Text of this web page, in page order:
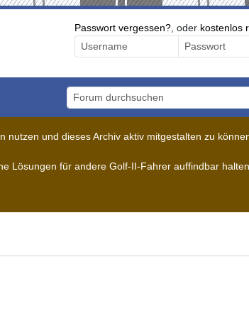
Passwort vergessen? , oder kostenlos
Forum durchsuchen
und dieses Archiv aktiv mitgestalten zu
Lösungen für andere Golf-II-Fahrer auffindbar